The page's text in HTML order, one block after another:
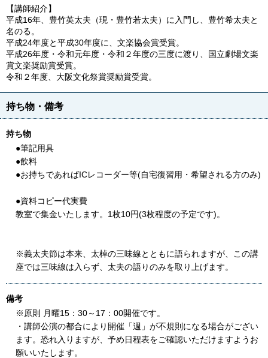
【講師紹介】
平成16年、豊竹英太夫（現・豊竹若太夫）に入門し、豊竹希太夫と
名のる。
平成24年度と平成30年度に、文楽協会賞受賞。
平成26年度・令和元年度・令和２年度の三度に渡り、国立劇場文楽
賞文楽奨励賞受賞。
令和２年度、大阪文化祭賞奨励賞受賞。
持ち物・備考
持ち物
●筆記用具
●飲料
●お持ちであればICレコーダー等(自宅復習用・希望される方のみ)
●資料コピー代実費
教室で集金いたします。1枚10円(3枚程度の予定です)。
※義太夫節は本来、太棹の三味線とともに語られますが、この講
座では三味線は入らず、太夫の語りのみを取り上げます。
備考
※原則 月曜15：30～17：00開催です。
・講師公演の都合により開催「週」が不規則になる場合がござい
ます。恐れ入りますが、予め日程表をご確認いただけますようお
願いいたします。